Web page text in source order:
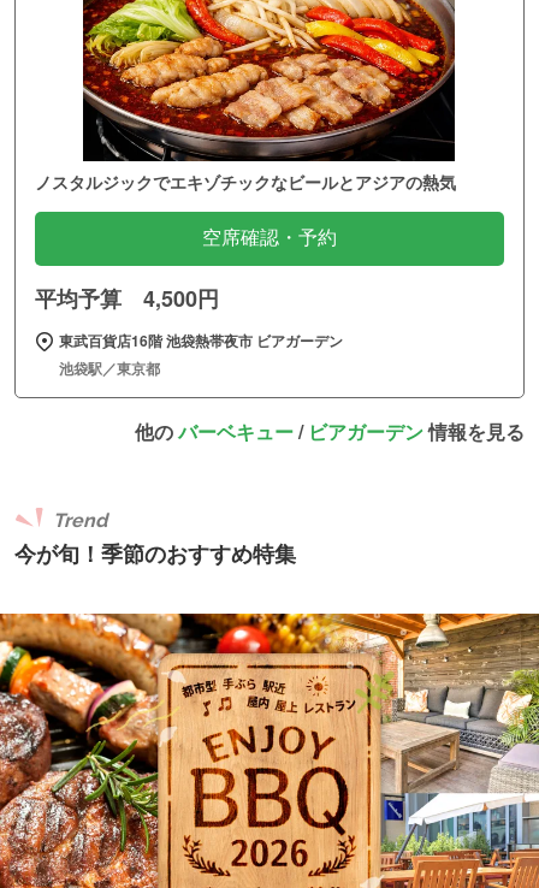
ノスタルジックでエキゾチックなビールとアジアの熱気
空席確認・予約
平均予算 4,500円
東武百貨店16階 池袋熱帯夜市 ビアガーデン
池袋駅／東京都
他のバーベキュー/ ビアガーデン情報を見る
今が旬！季節のおすすめ特集
Trend